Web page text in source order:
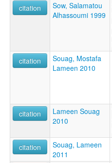
citation
Sow, Salamatou
Alhassoumi 1999
citation
Souag, Mostafa
Lameen 2010
citation
Lameen Souag
2010
citation
Souag, Lameen
2011